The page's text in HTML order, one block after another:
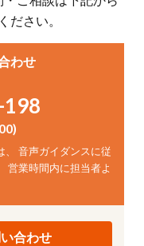
ださい。
わせ
、 音声ガイダンスに従
営業時間内に担当者よ
合わせ